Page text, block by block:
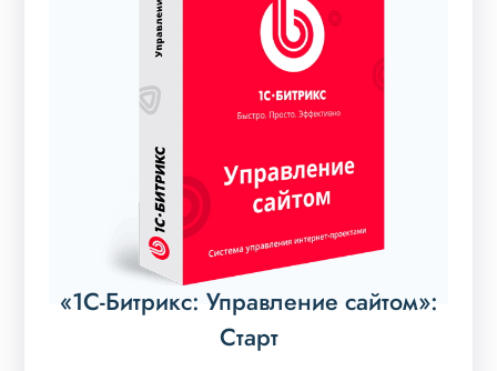
«1С-Битрикс: Управление сайтом»:
Старт